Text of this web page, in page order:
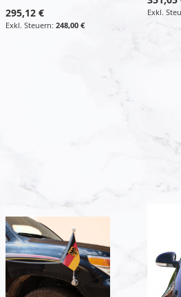
295,12 €
248,00 €